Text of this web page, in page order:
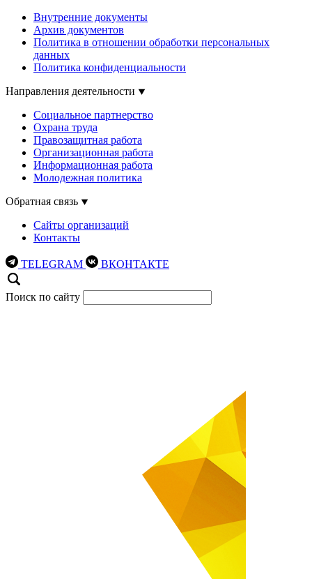
Внутренние документы
Архив документов
Политика в отношении обработки персональных
данных
Политика конфиденциальности
Направления деятельности
Социальное партнерство
Охрана труда
Правозащитная работа
Организационная работа
Информационная работа
Молодежная политика
Обратная связь
Сайты организаций
Контакты
TELEGRAM ВКОНТАКТЕ
Поиск по сайту